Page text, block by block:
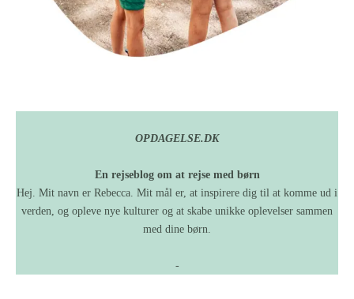
OPDAGELSE.DK
En rejseblog om at rejse med børn
Hej. Mit navn er Rebecca. Mit mål er, at inspirere dig til at komme ud i
verden, og opleve nye kulturer og at skabe unikke oplevelser sammen
med dine børn.
-